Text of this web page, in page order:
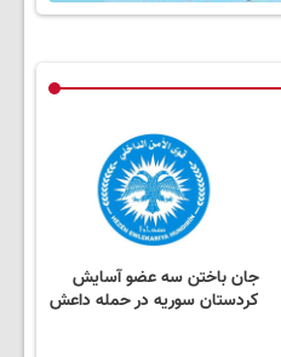
جان باختن سه عضو آسایش
کردستان سوریه در حمله داعش